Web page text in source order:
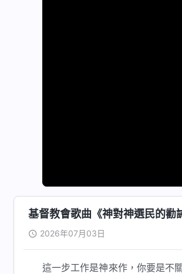
基督教會歌曲《神對神選民的勸
2026年07月03日
這一步工作是神來作，你要是不